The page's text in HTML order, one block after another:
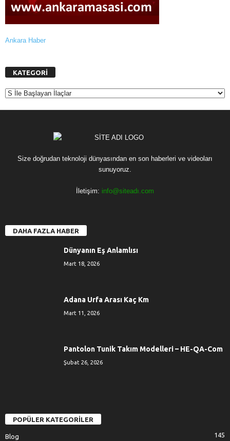
Ankara Haber
KATEGORİ
K
Size doğrudan teknoloji dünyasından en son haberleri ve videoları
sunuyoruz.
İletişim: info@siteadı.com
DAHA FAZLA HABER
Dünyanın Eş Anlamlısı
Mart 18, 2026
Adana Urfa Arası Kaç Km
Mart 11, 2026
Pantolon Tunik Takım Modelleri – HE-QA-Com
Şubat 26, 2026
POPÜLER KATEGORİLER
Blog 145